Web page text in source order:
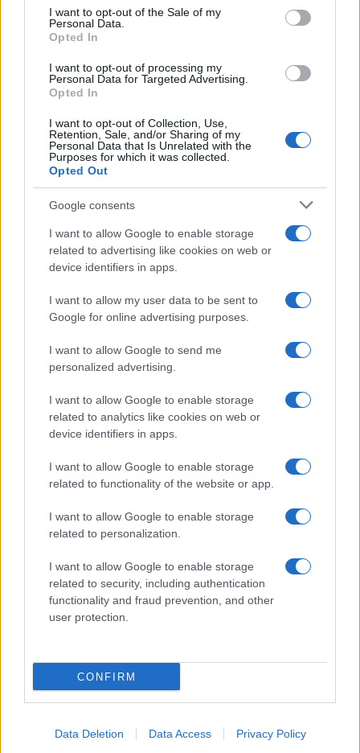
services and may gather and store information including but
not limited to your visit or usage behaviour. You may click to
grant or deny consent to Google and its third-party tags to
consent section.
I want to opt-out of the Sale of my
Personal Data.
Opted In
I want to opt-out of processing my
Personal Data for Targeted Advertising.
Opted In
I want to opt-out of Collection, Use,
Retention, Sale, and/or Sharing of my
Personal Data that Is Unrelated with the
Purposes for which it was collected.
Opted Out
Google consents
I want to allow Google to enable storage
related to advertising like cookies on web or
device identifiers in apps.
I want to allow my user data to be sent to
Google for online advertising purposes.
I want to allow Google to send me
personalized advertising.
I want to allow Google to enable storage
related to analytics like cookies on web or
device identifiers in apps.
I want to allow Google to enable storage
related to functionality of the website or app.
I want to allow Google to enable storage
related to personalization.
I want to allow Google to enable storage
related to security, including authentication
functionality and fraud prevention, and other
user protection.
CONFIRM
Data Deletion Data Access Privacy Policy
Non puoi dire di essere stato a
Palermo senza provarla: dove
CHI
SIAMO
PARTNERSHIP E
ACCREDITAMENTI
© 2026 - VOLOSCONTATO CONSIGLI E DIARI DI VIAGGIO - P.IVA
04827280654 – TESTATA REGISTRATA AL TRIBUNALE DI NOCERA
INFERIORE N. 3/2026 – REG. N. 1894/2026 ISCRIZIONE AL ROC N.
35792 – ISCRITTA ALL’ANSO (ASSOCIAZIONE NAZIONALE STAMPA
ONLINE)
MAPPA DEL SITO